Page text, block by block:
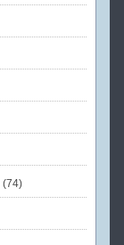
(74)